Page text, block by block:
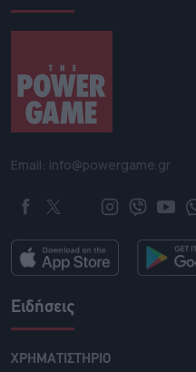
Email: info@powergame.gr
Ειδήσεις
ΧΡΗΜΑΤΙΣΤΗΡΙΟ